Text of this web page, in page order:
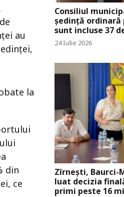
au
la
din
ce
Consiliul
ședință ordinară
sunt incluse 37
24 Iulie 2026
Zîrnești, Baurci-
luat decizia
primi peste 16